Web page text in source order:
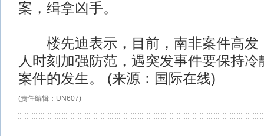
案，缉拿凶手。
楼先迪表示，目前，南非案件高发
人时刻加强防范，遇突发事件要保持
案件的发生。 (来源：国际在线)
(责任编辑：UN607)